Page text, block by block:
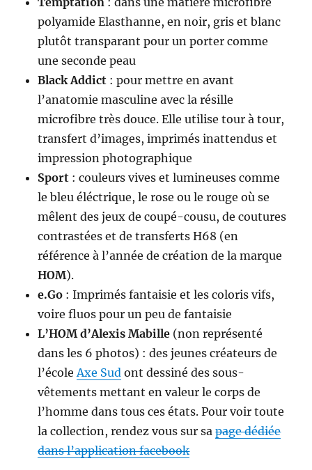
polyamide Elasthanne, en noir, gris et blanc
plutôt transparant pour un porter comme
une seconde peau
Black Addict : pour mettre en avant
l’anatomie masculine avec la résille
microfibre très douce. Elle utilise tour à tour,
transfert d’images, imprimés inattendus et
impression photographique
Sport : couleurs vives et lumineuses comme
le bleu éléctrique, le rose ou le rouge où se
mêlent des jeux de coupé-cousu, de coutures
contrastées et de transferts H68 (en
référence à l’année de création de la marque
HOM).
e.Go : Imprimés fantaisie et les coloris vifs,
voire fluos pour un peu de fantaisie
L’HOM d’Alexis Mabille (non représenté
dans les 6 photos) : des jeunes créateurs de
l’école Axe Sud ont dessiné des sous-
vêtements mettant en valeur le corps de
l’homme dans tous ces états. Pour voir toute
la collection, rendez vous sur sapage dédiée
dans l’application facebook